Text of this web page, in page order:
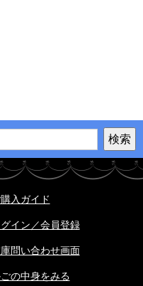
入ガイド
グイン／会員登録
問い合わせ画面
の中身をみる